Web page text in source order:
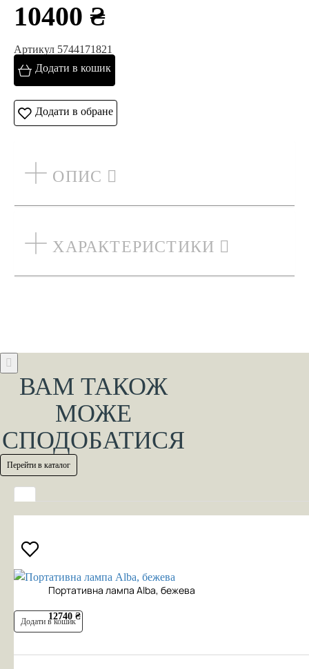
10400 ₴
Артикул 5744171821
Додати в кошик
Додати в обране
ОПИС
ХАРАКТЕРИСТИКИ
ВАМ ТАКОЖ
МОЖЕ
СПОДОБАТИСЯ
Перейти в каталог
Портативна лампа Alba, бежева
12740 ₴
Додати в кошик